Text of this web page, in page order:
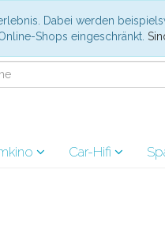
Dabei werden
Shops eingeschränkt.
Car-Hifi